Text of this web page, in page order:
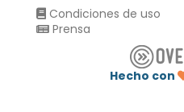
Condiciones de uso
Prensa
Hecho con